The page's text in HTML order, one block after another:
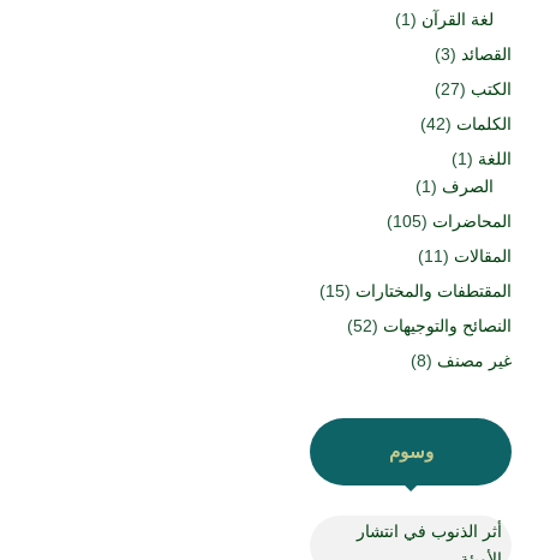
لغة القرآن (1)
القصائد (3)
الكتب (27)
الكلمات (42)
اللغة (1)
الصرف (1)
المحاضرات (105)
المقالات (11)
المقتطفات والمختارات (15)
النصائح والتوجيهات (52)
غير مصنف (8)
وسوم
أثر الذنوب في انتشار